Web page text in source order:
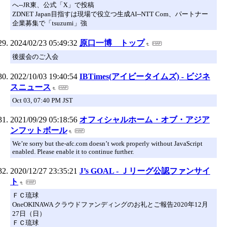
へ--JR東、公式「X」で投稿
ZDNET Japan目指すは現場で役立つ生成AI--NTT Com、パートナー
企業募集で「tsuzumi」強
2024/02/23 05:49:32 原口一博 トップ
後援会のご入会
2022/10/03 19:40:54 IBTimes(アイビータイムズ) - ビジネ
スニュース
Oct 03, 07:40 PM JST
2021/09/29 05:18:56 オフィシャルホーム・オブ・アジア
ンフットボール
We’re sorry but the-afc.com doesn’t work properly without JavaScript
enabled. Please enable it to continue further.
2020/12/27 23:35:21 J’s GOAL - Ｊリーグ公認ファンサイ
ト
ＦＣ琉球
OneOKINAWA クラウドファンディングのお礼とご報告2020年12月
27日（日）
ＦＣ琉球